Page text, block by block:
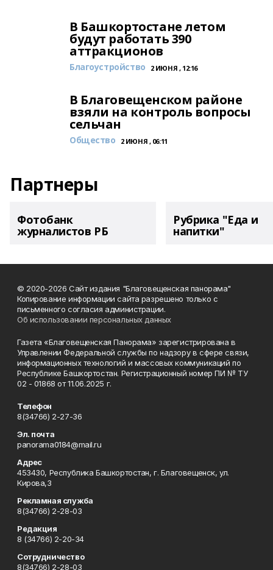
В Башкортостане летом
будут работать 390
аттракционов
Благоустройство 2 ИЮНЯ , 12:16
В Благовещенском районе
взяли на контроль вопросы
сельчан
Общество 2 ИЮНЯ , 06:11
Партнеры
Фотобанк
журналистов РБ
Рубрика "Еда и
напитки"
© 2020-2026 Сайт издания "Благовещенская панорама"
Копирование информации сайта разрешено только с
письменного согласия администрации.
Об использовании персональных данных
Газета «Благовещенская Панорама» зарегистрирована в
Управлении Федеральной службы по надзору в сфере связи,
информационных технологий и массовых коммуникаций по
Республике Башкортостан. Регистрационный номер ПИ № ТУ
02 - 01868 от 11.06.2025 г.
Телефон
8(34766) 2-27-36
Эл. почта
panorama0184@mail.ru
Адрес
453430, Республика Башкортостан, г. Благовещенск, ул.
Кирова,3
Рекламная служба
8(34766) 2-28-03
Редакция
8 (34766) 2-20-34
Сотрудничество
8(34766) 2-28-03